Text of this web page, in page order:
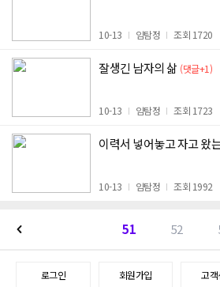
10-13 임탐정 조회 1720
잘생긴 남자의 삶 (댓글+1)
10-13 임탐정 조회 1723
이력서 넣어놓고 자고 왔
10-13 임탐정 조회 1992
51 52
로그인 회원가입 고